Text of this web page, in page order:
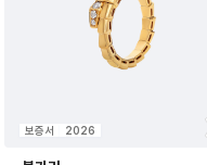
보증서 2026